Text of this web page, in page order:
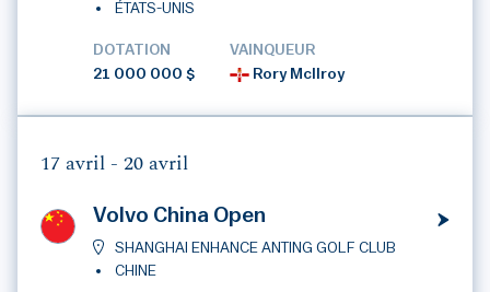
ÉTATS-UNIS
DOTATION
21 000 000 $
VAINQUEUR
Rory McIlroy
17 avril - 20 avril
Volvo China Open
SHANGHAI ENHANCE ANTING GOLF CLUB
CHINE